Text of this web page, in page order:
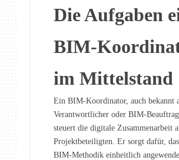
Die Aufgaben
BIM-
im Mittelstand
Ein BIM-Koordinator, auch bekannt
Verantwortlicher oder BIM-
steuert die digitale Zusammenarbeit
Projektbeteiligten. Er sorgt dafür,
BIM-Methodik einheitlich